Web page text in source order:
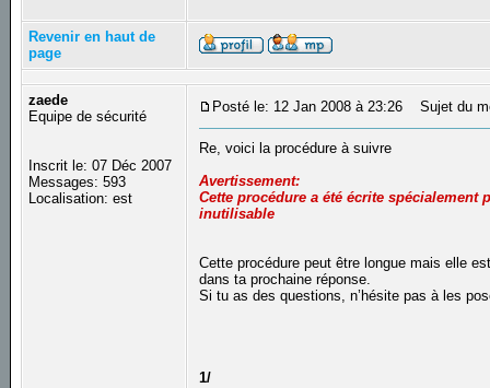
Revenir en haut de
page
zaede
Equipe de sécurité
Inscrit le: 07 Déc 2007
Messages: 593
Localisation: est
Posté le: 12 Jan 2008 à 23:26 Sujet du
Re, voici la procédure à suivre
Avertissement:
Cette procédure a été écrite
inutilisable
Cette procédure peut être longue mais elle
dans ta prochaine réponse.
Si tu as des questions, n’hésite pas à les
1/